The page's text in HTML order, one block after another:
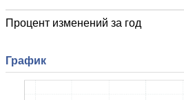
Процент изменений за год
График